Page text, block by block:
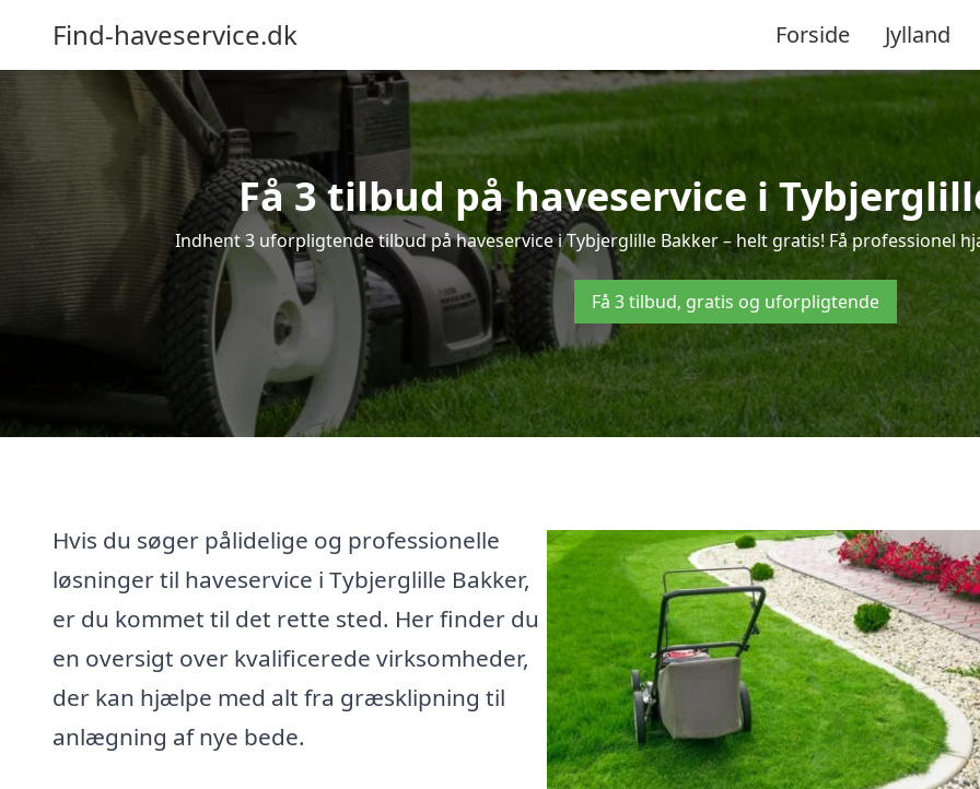
Find-haveservice.dk Forside Jylland
Få 3 tilbud på haveservice i
Indhent 3 uforpligtende tilbud på haveservice i Tybjerglille Bakker – helt gratis! Få professionel
Få 3 tilbud, gratis og uforpligtende
Hvis du søger pålidelige og professionelle
løsninger til haveservice i Tybjerglille Bakker,
er du kommet til det rette sted. Her finder du
en oversigt over kvalificerede virksomheder,
der kan hjælpe med alt fra græsklipning til
anlægning af nye bede.